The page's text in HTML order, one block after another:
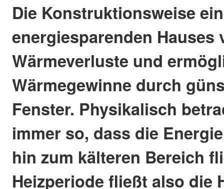
Die Konstruktionsweise
energiesparenden Hauses
Wärmeverluste und
Wärmegewinne durch
Fenster. Physikalisch
immer so, dass die
hin zum kälteren Bereich
Heizperiode fließt also die